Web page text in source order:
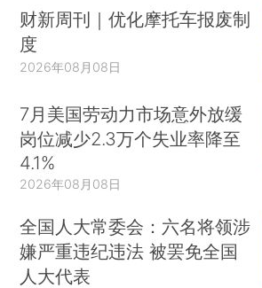
财新周刊｜优化摩托车报废制
度
2026年08月08日
7月美国劳动力市场意外放缓
岗位减少2.3万个失业率降至
4.1%
2026年08月08日
全国人大常委会：六名将领涉
嫌严重违纪违法 被罢免全国
人大代表